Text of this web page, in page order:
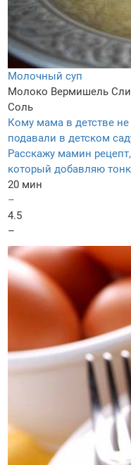
Молочный суп
Молоко Вермишель
Соль
Кому мама в детстве не
подавали в детском
Расскажу мамин
который добавляю
20 мин
–
4.5
–